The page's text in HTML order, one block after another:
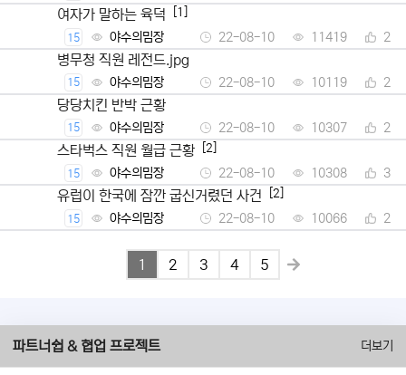
여자가 말하는 육덕 [1]
15 야수의밈장 22-08-10 11419 2
병무청 직원 레전드.jpg
15 야수의밈장 22-08-10 10119 2
당당치킨 반박 근황
15 야수의밈장 22-08-10 10307 2
스타벅스 직원 월급 근황 [2]
15 야수의밈장 22-08-10 10308 3
유럽이 한국에 잠깐 굽신거렸던 사건 [2]
15 야수의밈장 22-08-10 10066 2
1 2 3 4 5
파트너쉽 & 협업 프로젝트 더보기